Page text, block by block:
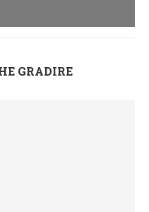
GRADIRE